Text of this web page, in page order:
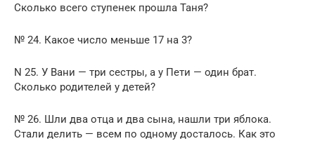
Сколько всего ступенек прошла Таня?
№ 24. Какое число меньше 17 на 3?
N 25. У Вани — три сестры, а у Пети — один брат.
Сколько родителей у детей?
№ 26. Шли два отца и два сына, нашли три яблока.
Стали делить — всем по одному досталось. Как это